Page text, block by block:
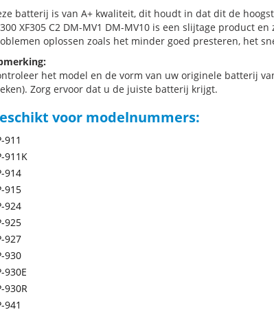
batterij is van A+ kwaliteit, dit houdt in dat dit de
XF305 C2 DM-MV1 DM-MV10 is een slijtage product
oplossen zoals het minder goed presteren, het
het model en de vorm van uw originele batterij
Zorg ervoor dat u de juiste batterij krijgt.
voor modelnummers:
911
911K
914
915
924
925
927
930
930E
930R
941